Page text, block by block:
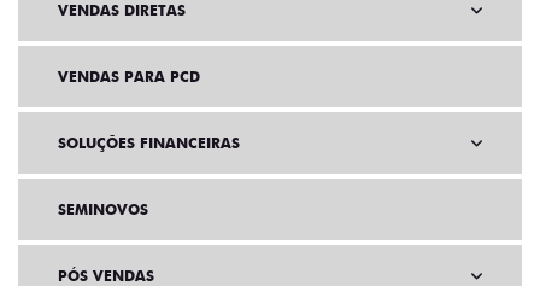
VENDAS DIRETAS
VENDAS PARA PCD
SOLUÇÕES FINANCEIRAS
SEMINOVOS
PÓS VENDAS